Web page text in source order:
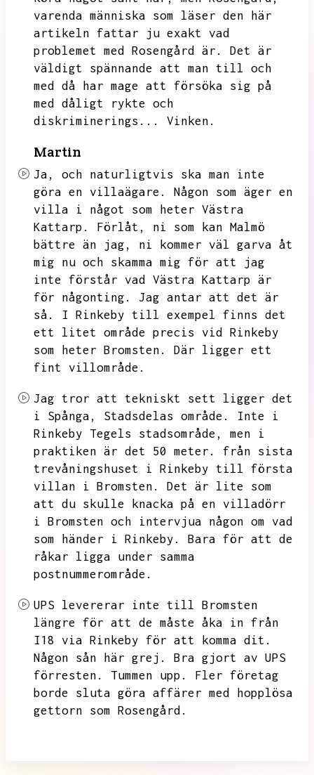
varenda människa som läser den här
artikeln fattar ju exakt vad
problemet med Rosengård är.
Det är
väldigt spännande att man till och
med då har mage att försöka sig på
med dåligt rykte och
diskriminerings...
Vinken.
Martin
Ja,
och naturligtvis ska man inte
göra en villaägare.
Någon som äger en
villa i något som heter Västra
Kattarp.
Förlåt,
ni som kan Malmö
bättre än jag,
ni kommer väl garva åt
mig nu och skamma mig för att jag
inte förstår vad Västra Kattarp är
för någonting.
Jag antar att det är
så.
I Rinkeby till exempel finns det
ett litet område precis vid Rinkeby
som heter Bromsten.
Där ligger ett
fint villområde.
Jag tror att tekniskt sett ligger det
i Spånga,
Stadsdelas område.
Inte i
Rinkeby Tegels stadsområde,
men i
praktiken är det 50 meter.
från sista
trevåningshuset i Rinkeby till första
villan i Bromsten.
Det är lite som
att du skulle knacka på en villadörr
i Bromsten och intervjua någon om vad
som händer i Rinkeby.
Bara för att de
råkar ligga under samma
postnummerområde.
UPS levererar inte till Bromsten
längre för att de måste åka in från
I18 via Rinkeby för att komma dit.
Någon sån här grej.
Bra gjort av UPS
förresten.
Tummen upp.
Fler företag
borde sluta göra affärer med hopplösa
gettorn som Rosengård.